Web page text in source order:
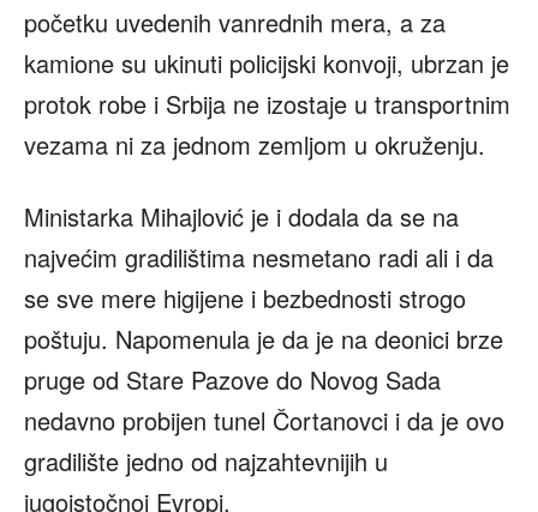
početku uvedenih vanrednih mera, a za
kamione su ukinuti policijski konvoji, ubrzan je
protok robe i Srbija ne izostaje u transportnim
vezama ni za jednom zemljom u okruženju.
Ministarka Mihajlović je i dodala da se na
najvećim gradilištima nesmetano radi ali i da
se sve mere higijene i bezbednosti strogo
poštuju. Napomenula je da je na deonici brze
pruge od Stare Pazove do Novog Sada
nedavno probijen tunel Čortanovci i da je ovo
gradilište jedno od najzahtevnijih u
jugoistočnoj Evropi.